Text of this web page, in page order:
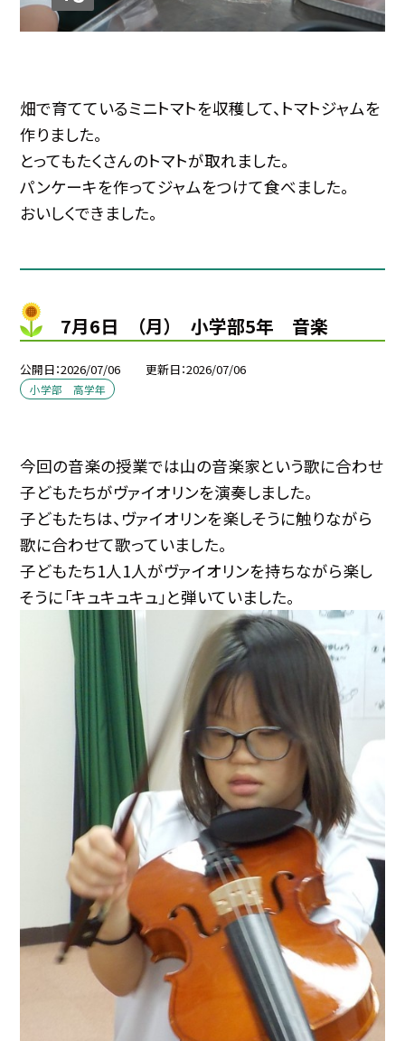
畑で育てているミニトマトを収穫して、トマトジャムを
作りました。
とってもたくさんのトマトが取れました。
パンケーキを作ってジャムをつけて食べました。
おいしくできました。
7月6日 （月） 小学部5年 音楽
公開日 2026/07/06 更新日 2026/07/06
小学部 高学年
今回の音楽の授業では山の音楽家という歌に合わせ
子どもたちがヴァイオリンを演奏しました。
子どもたちは、ヴァイオリンを楽しそうに触りながら
歌に合わせて歌っていました。
子どもたち1人1人がヴァイオリンを持ちながら楽し
そうに「キュキュキュ」と弾いていました。